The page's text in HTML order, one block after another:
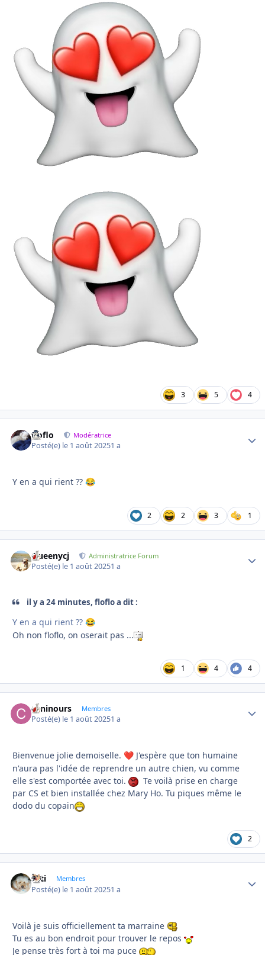
3 5 4
floflo Modératrice
Posté(e) le 1 août 20251 a
Y en a qui rient ?? 😂
2 2 3 1
Queenycj Administratrice Forum
Posté(e) le 1 août 20251 a
il y a 24 minutes, floflo a dit :
Y en a qui rient ?? 😂
Oh non floflo, on oserait pas ...
1 4 4
caninours Membres
Posté(e) le 1 août 20251 a
Bienvenue jolie demoiselle. ❤️ J'espère que ton humaine
n'aura pas l'idée de reprendre un autre chien, vu comme
elle s'est comportée avec toi.
Te voilà prise en charge
par CS et bien installée chez Mary Ho. Tu piques même le
dodo du copain
2
asti Membres
Posté(e) le 1 août 20251 a
Voilà je suis officiellement ta marraine
Tu es au bon endroit pour trouver le repos
Je pense très fort à toi ma puce